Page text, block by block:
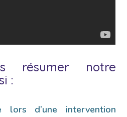
résumer notre
:
lors d’une intervention